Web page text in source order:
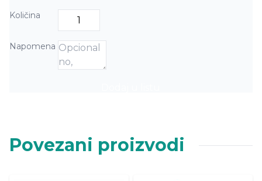
Količina
Napomena
Povezani proizvodi